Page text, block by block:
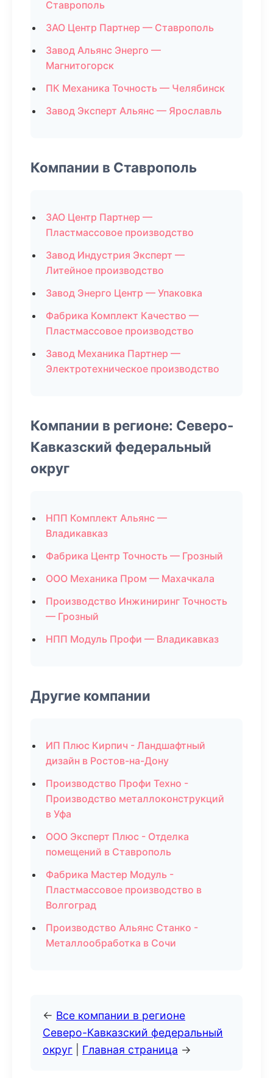
Ставрополь
ЗАО Центр Партнер — Ставрополь
Завод Альянс Энерго —
Магнитогорск
ПК Механика Точность — Челябинск
Завод Эксперт Альянс — Ярославль
Компании в Ставрополь
ЗАО Центр Партнер —
Пластмассовое производство
Завод Индустрия Эксперт —
Литейное производство
Завод Энерго Центр — Упаковка
Фабрика Комплект Качество —
Пластмассовое производство
Завод Механика Партнер —
Электротехническое производство
Компании в регионе: Северо-
Кавказский федеральный
округ
НПП Комплект Альянс —
Владикавказ
Фабрика Центр Точность — Грозный
ООО Механика Пром — Махачкала
Производство Инжиниринг Точность
— Грозный
НПП Модуль Профи — Владикавказ
Другие компании
ИП Плюс Кирпич - Ландшафтный
дизайн в Ростов-на-Дону
Производство Профи Техно -
Производство металлоконструкций
в Уфа
ООО Эксперт Плюс - Отделка
помещений в Ставрополь
Фабрика Мастер Модуль -
Пластмассовое производство в
Волгоград
Производство Альянс Станко -
Металлообработка в Сочи
← Все компании в регионе
Северо-Кавказский федеральный
округ
Главная страница →